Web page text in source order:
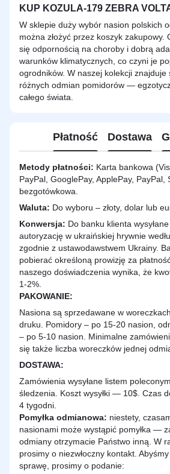
KUP KOZULA-179 ZEBRA
W sklepie duży wybór nasion polskich
można złożyć przez koszyk zakupowy.
się odpornością na choroby i dobrą
warunków klimatycznych, co czyni je
ogrodników. W naszej kolekcji znajduje
różnych odmian pomidorów —
całego świata.
Płatność Dostawa
Metody płatności: Karta bankowa
PayPal, GooglePay, ApplePay, PayPal,
bezgotówkowa.
Waluta: Do wyboru – złoty, dolar lub
Konwersja: Do banku klienta
autoryzację w ukraińskiej hrywnie
zgodnie z ustawodawstwem Ukrainy.
pobierać określoną prowizję za
naszego doświadczenia wynika, że
1-2%.
PAKOWANIE:
Nasiona są sprzedawane w
druku. Pomidory – po 15-20 nasion,
– po 5-10 nasion. Minimalne
się także liczba woreczków jednej
DOSTAWA:
Zamówienia wysyłane listem
śledzenia. Koszt wysyłki — 10$. Czas
4 tygodni.
Pomyłka odmianowa: niestety,
nasionami może wystąpić pomyłka —
odmiany otrzymacie Państwo inną. W
prosimy o niezwłoczny kontakt.
sprawę, prosimy o podanie: